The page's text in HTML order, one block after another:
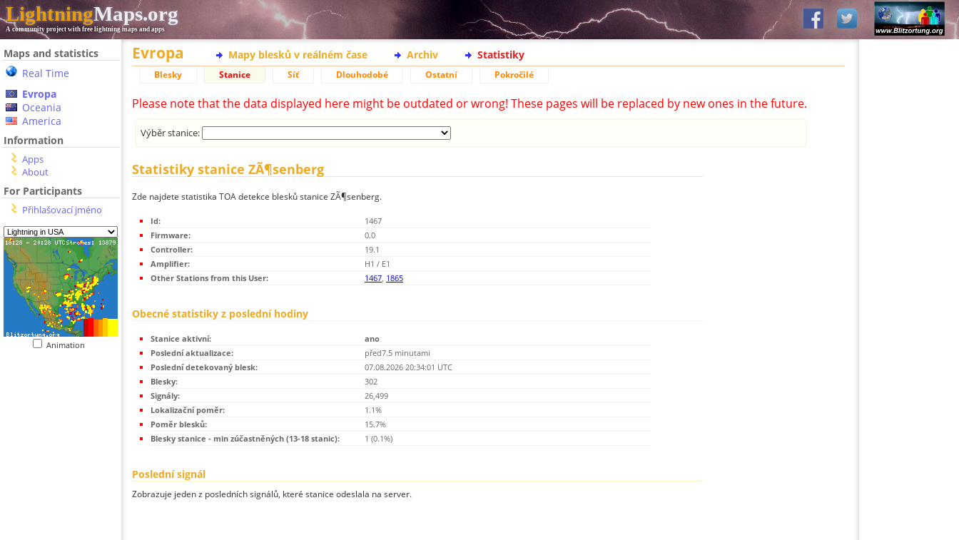
LightningMaps.org
A community project with free lightning maps and apps
Maps and statistics
Real Time
Evropa
Oceania
America
Information
Apps
About
For Participants
Přihlašovací jméno
Animation
Evropa Mapy blesků v reálném čase Archiv Statistiky
Blesky Stanice Síť Dlouhodobé Ostatní Pokročilé
Please note that the data displayed here might be outdated or wrong! These pages will be replaced by new ones in the future.
Výběr stanice:
Statistiky stanice ZÃ¶senberg
Zde najdete statistika TOA detekce blesků stanice ZÃ¶senberg.
Id:
1467
Firmware:
0.0
Controller:
19.1
Amplifier:
H1 / E1
Other Stations from this User:
1467, 1865
Obecné statistiky z poslední hodiny
Stanice aktivní:
ano
Poslední aktualizace:
před7.5 minutami
Poslední detekovaný blesk:
07.08.2026 20:34:01 UTC
Blesky:
302
Signály:
26,499
Lokalizační poměr:
1.1%
Poměr blesků:
15.7%
Blesky stanice - min zúčastněných (13-18 stanic):
1 (0.1%)
Poslední signál
Zobrazuje jeden z posledních signálů, které stanice odeslala na server.